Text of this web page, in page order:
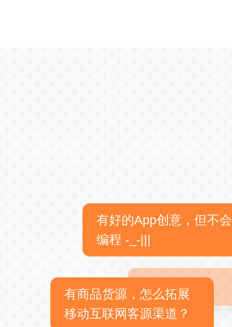
有好的App创意，但不会
编程 -_-|||
有商品货源，怎么拓展
移动互联网客源渠道？